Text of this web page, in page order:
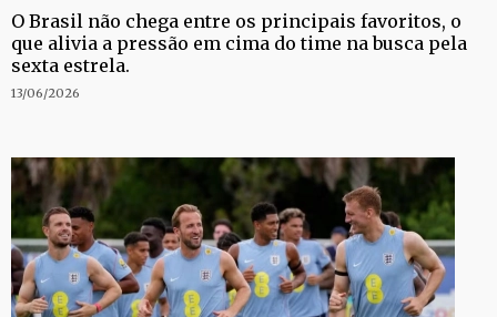
O Brasil não chega entre os principais favoritos, o
que alivia a pressão em cima do time na busca pela
sexta estrela.
13/06/2026